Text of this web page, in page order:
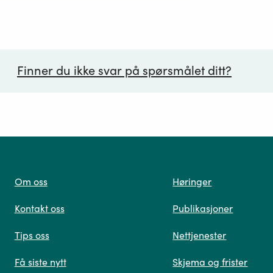
Finner du ikke svar på spørsmålet ditt?
oss
Om oss
Kontakt oss
Tips oss
Få siste nytt
Høringer
Publikasjoner
Nettjenester
Skjema og frister